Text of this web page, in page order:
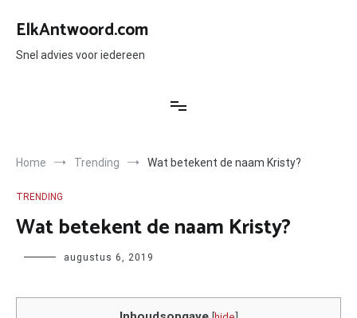
naar
inhoud
ElkAntwoord.com
Snel advies voor iedereen
Home Trending Wat betekent de naam Kristy?
TRENDING
Wat betekent de naam Kristy?
Author augustus 6, 2019